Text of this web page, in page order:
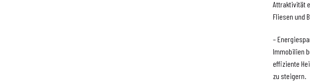
Attraktivität
Fliesen und
–
Immobilien
effiziente
zu steigern.